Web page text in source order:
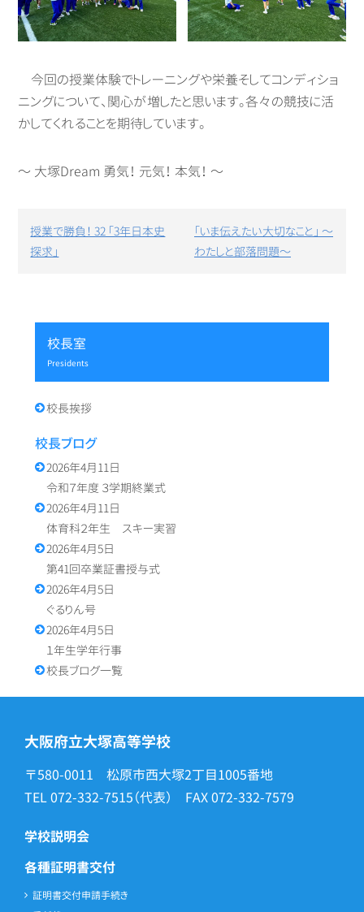
今回の授業体験でトレーニングや栄養そしてコンディショ
ニングについて、関心が増したと思います。各々の競技に活
かしてくれることを期待しています。
～ 大塚Dream 勇気！ 元気！ 本気！ ～
稿授業で勝負！ 32 「3年日本史
探求」
「いま伝えたい大切なこと」 ～
わたしと部落問題～
校長室
presidents
校長挨拶
校長ブログ
2026年4月11日
令和７年度 ３学期終業式
2026年4月11日
体育科２年生 スキー実習
2026年4月5日
第41回卒業証書授与式
2026年4月5日
ぐるりん号
2026年4月5日
１年生学年行事
校長ブログ一覧
大阪府立大塚高等学校
〒580-0011 松原市西大塚2丁目1005番地
TEL072-332-7515（代表） FAX072-332-7579
学校説明会
各種証明書交付
証明書交付申請手続き